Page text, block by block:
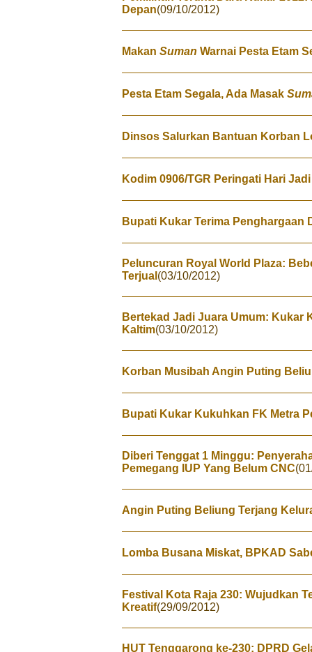
Depan(09/10/2012)
Makan Suman Warnai Pesta Etam
Pesta Etam Segala, Ada Masak
Dinsos Salurkan Bantuan Korban
Kodim 0906/TGR Peringati Hari
Bupati Kukar Terima Penghargaan
Peluncuran Royal World Plaza:
Terjual (03/10/2012)
Bertekad Jadi Juara Umum: Kukar
Kaltim(03/10/2012)
Korban Musibah Angin Puting
Bupati Kukar Kukuhkan FK Metra
Diberi Tenggat 1 Minggu:
Pemegang IUP Yang Belum CNC
Angin Puting Beliung Terjang
Lomba Busana Miskat, BPKAD
Festival Kota Raja 230: Wujudkan
Kreatif(29/09/2012)
HUT Tenggarong ke-230: DPRD